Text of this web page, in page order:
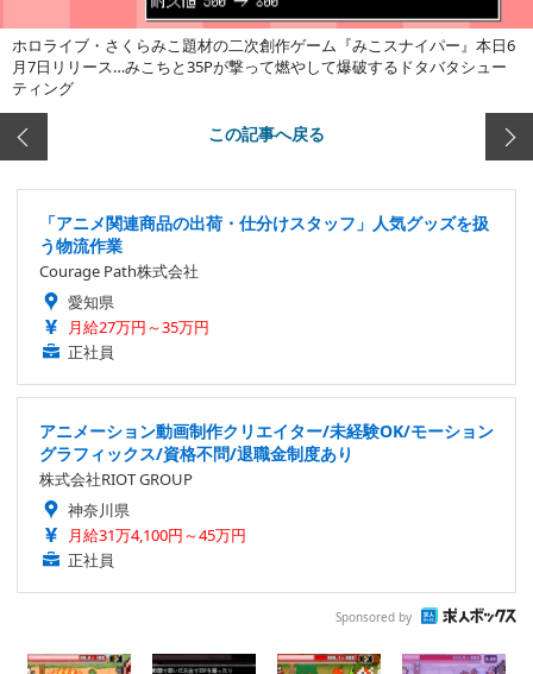
ホロライブ・さくらみこ題材の二次創作ゲーム『みこスナイパー』本日6
月7日リリース…みこちと35Pが撃って燃やして爆破するドタバタシュー
ティング
この記事へ戻る
「アニメ関連商品の出荷・仕分けスタッフ」人気グッズを扱
う物流作業
Courage Path株式会社
愛知県
月給27万円～35万円
正社員
アニメーション動画制作クリエイター/未経験OK/モーション
グラフィックス/資格不問/退職金制度あり
株式会社RIOT GROUP
神奈川県
月給31万4,100円～45万円
正社員
Sponsored by